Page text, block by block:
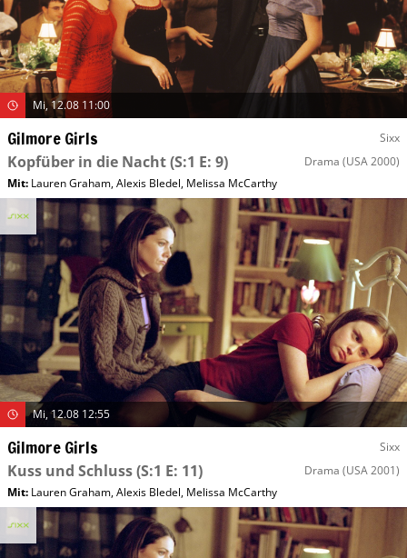
Mi, 12.08 11:00
Gilmore Girls Sixx
Kopfüber in die Nacht(S:1 E: 9) Drama (USA 2000)
Mit: Lauren Graham,Alexis Bledel, Melissa McCarthy
Mi, 12.08 12:55
Gilmore Girls Sixx
Kuss und Schluss(S:1 E: 11) Drama (USA 2001)
Mit: Lauren Graham,Alexis Bledel, Melissa McCarthy